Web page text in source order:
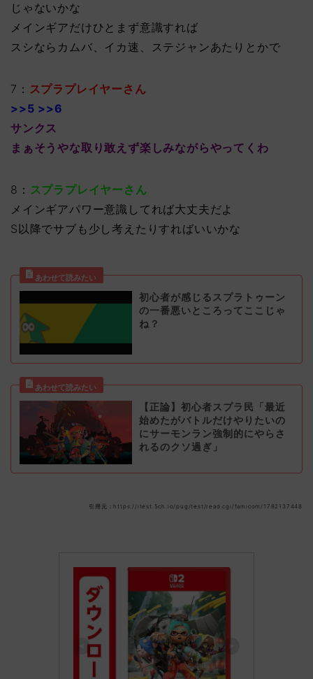
じゃないかな
メインギアだけひとまず意識すれば
スシならカムバ、イカ速、ステジャンあたりとかで
7： スプラプレイヤーさん
>>5 >>6
サンクス
まぁそうやな取り敢えず楽しみながらやってくわ
8： スプラプレイヤーさん
メインギアパワー意識してれば大丈夫だよ
S以降でサブも少し考えたりすればいいかな
初心者が感じるスプラトゥーン
の一番悪いところってここじゃ
ね？
【正論】初心者スプラ民「最近
始めたがバトルだけやりたいの
にサーモンラン強制的にやらさ
れるのクソ過ぎ」
引用元：https://itest.5ch.io/pug/test/read.cgi/famicom/1782137448